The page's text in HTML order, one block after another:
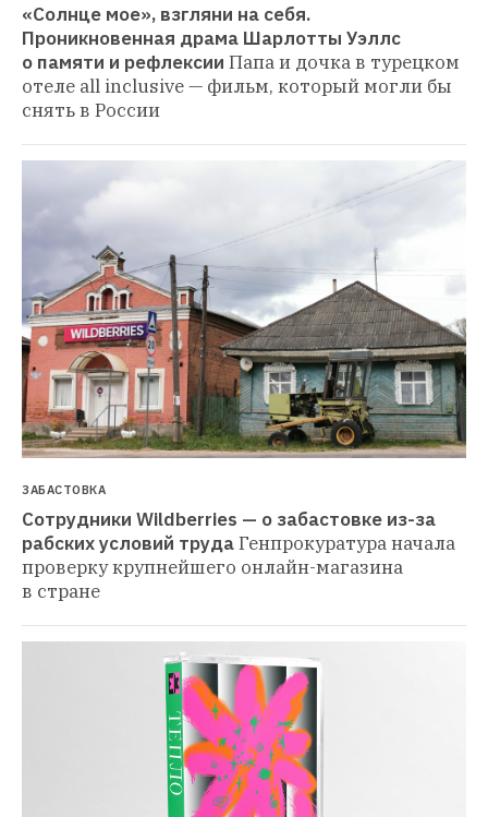
«Солнце мое», взгляни на себя.
Проникновенная драма Шарлотты Уэллс
о памяти и рефлексии Папа и дочка в турецком
отеле all inclusive — фильм, который могли бы
снять в России
ЗАБАСТОВКА
Сотрудники Wildberries — о забастовке из-за
рабских условий трудаГенпрокуратура начала
проверку крупнейшего онлайн-магазина
в стране